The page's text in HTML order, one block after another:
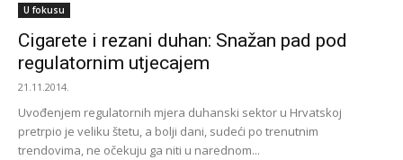
U fokusu
Cigarete i rezani duhan: Snažan pad pod
regulatornim utjecajem
21.11.2014.
Uvođenjem regulatornih mjera duhanski sektor u Hrvatskoj
pretrpio je veliku štetu, a bolji dani, sudeći po trenutnim
trendovima, ne očekuju ga niti u narednom...